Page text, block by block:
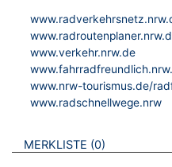
www.verkehr.nrw.de
www.nrw-tourismus.de/
www.radschnellwege.nrw
VERWEISE AUF
MERKLISTE 0